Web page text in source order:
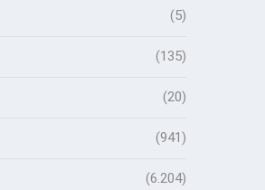
(5)
(135)
(20)
(941)
(6.204)